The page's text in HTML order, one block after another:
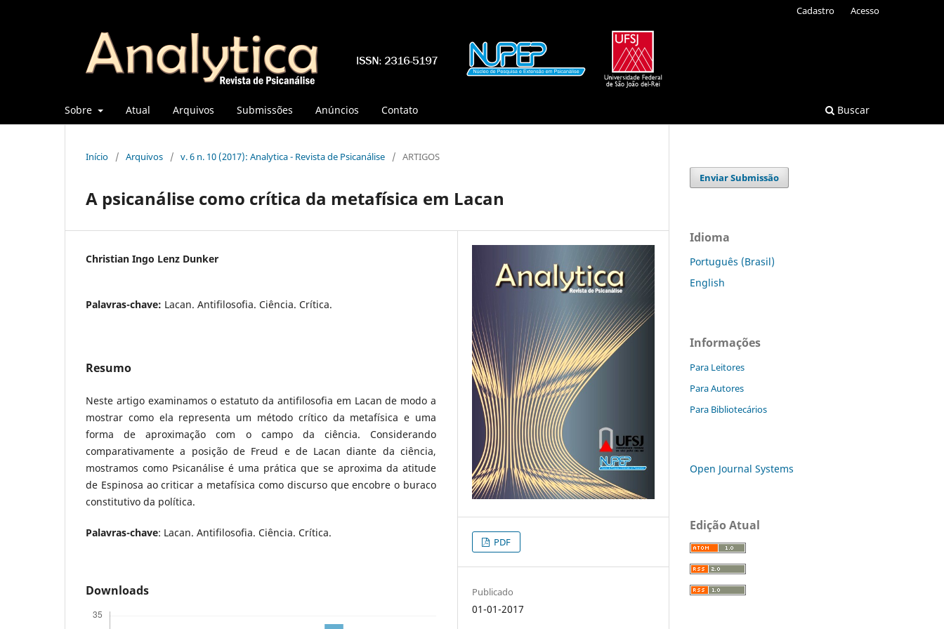
Sobre Atual Arquivos Submissões Anúncios Contato Buscar
Cadastro Acesso
Início / Arquivos / v. 6 n. 10 (2017): Analytica - Revista de Psicanálise / ARTIGOS
A psicanálise como crítica da metafísica em Lacan
Christian Ingo Lenz Dunker
Palavras-chave: Lacan. Antifilosofia. Ciência. Crítica.
Resumo
Neste artigo examinamos o estatuto da antifilosofia em Lacan de modo a
mostrar como ela representa um método crítico da metafísica e uma
forma de aproximação com o campo da ciência. Considerando
comparativamente a posição de Freud e de Lacan diante da ciência,
mostramos como Psicanálise é uma prática que se aproxima da atitude
de Espinosa ao criticar a metafísica como discurso que encobre o buraco
constitutivo da política.
Palavras-chave: Lacan. Antifilosofia. Ciência. Crítica.
Downloads
PDF
Publicado
01-01-2017
Enviar Submissão
Idioma
Português (Brasil)
English
Informações
Para Leitores
Para Autores
Para Bibliotecários
Open Journal Systems
Edição Atual